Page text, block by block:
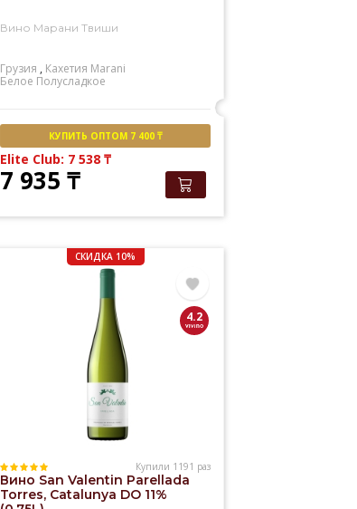
Вино Марани Твиши
Грузия , Кахетия Marani
Белое Полусладкое
КУПИТЬ ОПТОМ 7 400 ₸
Elite Club: 7 538₸
7 935₸
СКИДКА 10%
4.2
Купили 1191 раз
Вино San Valentin Parellada
Torres, Catalunya DO 11%